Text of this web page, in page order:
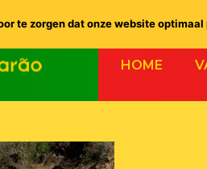
HOME
te zorgen dat onze website